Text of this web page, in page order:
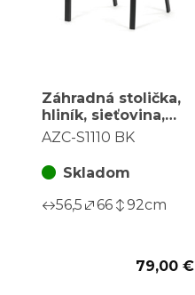
Záhradná stolička,
hliník, sieťovina,
béžová, AZC-S1110
AZC-S1110 BK
Skladom
56,5
66 92cm
79,00 €